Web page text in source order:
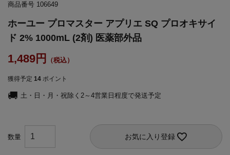
商品番号 106649
ホーユー プロマスター アプリエ SQ プロオキサイ
ド 2% 1000mL (2剤) 医薬部外品
1,489
獲得予定 14 ポイント
土・日・月・祝除く2～4営業日程度で発送予定
お気に入り登録